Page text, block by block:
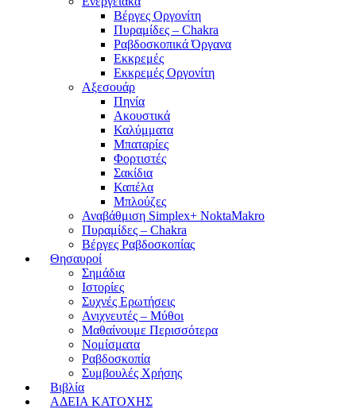
Βέργες Οργονίτη
Πυραμίδες – Chakra
Ραβδοσκοπικά Όργανα
Εκκρεμές
Εκκρεμές Οργονίτη
Αξεσουάρ
Πηνία
Ακουστικά
Καλύμματα
Μπαταρίες
Φορτιστές
Σακίδια
Καπέλα
Μπλούζες
Αναβάθμιση Simplex+ NoktaMakro
Πυραμίδες – Chakra
Βέργες Ραβδοσκοπίας
Θησαυροί
Σημάδια
Ιστορίες
Συχνές Ερωτήσεις
Ανιχνευτές – Μύθοι
Μαθαίνουμε Περισσότερα
Νομίσματα
Ραβδοσκοπία
Συμβουλές Χρήσης
Βιβλία
ΑΔΕΙΑ ΚΑΤΟΧΗΣ